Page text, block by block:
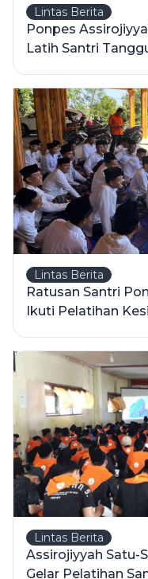
Lintas Berita
Ponpes
Latih Santri
Lintas Berita
Ratusan Santri
Ikuti Pelatihan
Lintas Berita
Assirojiyyah Satu-
Gelar Pelatihan